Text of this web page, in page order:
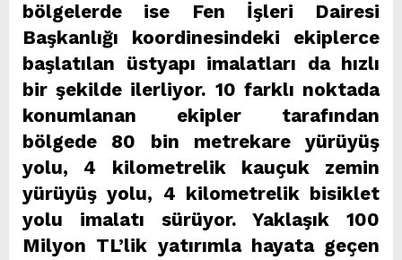
bölgelerde ise Fen İşleri Dairesi
Başkanlığı koordinesindeki ekiplerce
başlatılan üstyapı imalatları da hızlı
bir şekilde ilerliyor. 10 farklı noktada
konumlanan ekipler tarafından
bölgede 80 bin metrekare yürüyüş
yolu, 4 kilometrelik kauçuk zemin
yürüyüş yolu, 4 kilometrelik bisiklet
yolu imalatı sürüyor. Yaklaşık 100
Milyon TL’lik yatırımla hayata geçen